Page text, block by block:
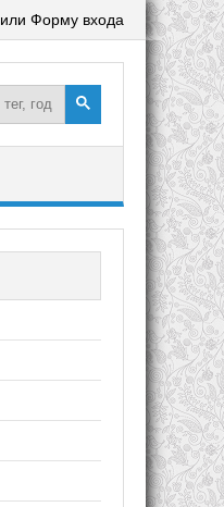
или Форму входа